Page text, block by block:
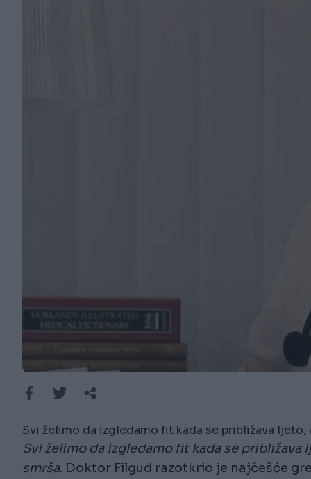
Svi želimo da izgledamo fit kada se približava ljeto,
Svi želimo da izgledamo fit kada se približava
smrša. Doktor Filgud razotkrio je najčešće